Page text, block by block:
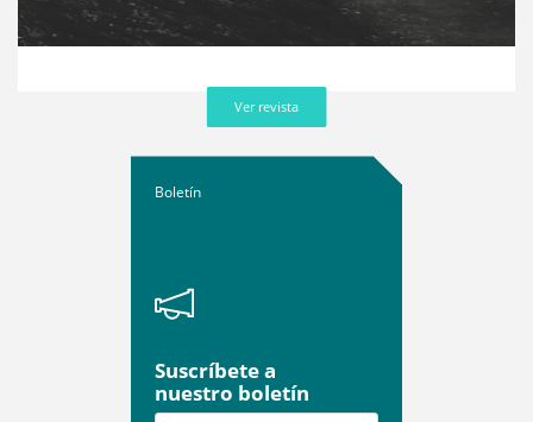
Ver revista
Boletín
Suscríbete a
nuestro boletín